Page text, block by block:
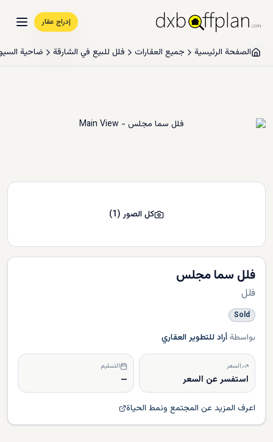
إدراج عقار
الصفحة الرئيسية جميع العقارات فلل للبيع في الشارقة ضاحية
فلل سما مجلس
فلل
Sold
بواسطة أراد للتطوير العقاري
السعر
استفسر عن السعر
التسليم
—
اعرف المزيد عن المجتمع ونمط الحياة
كل الصور(
1
)